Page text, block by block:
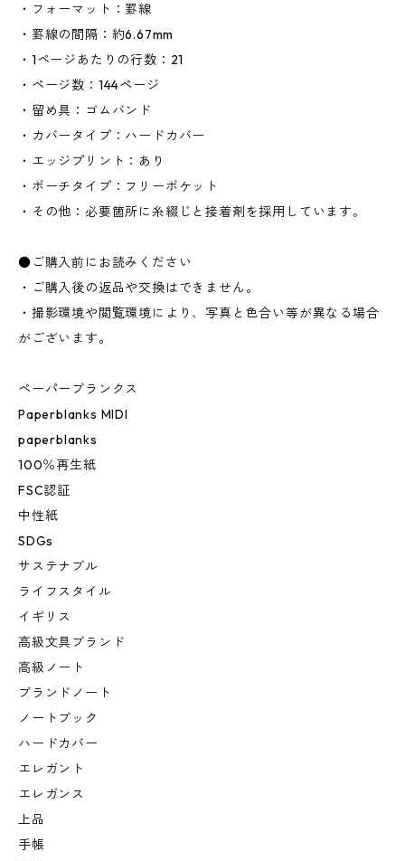
・フォーマット：罫線
・罫線の間隔：約6.67mm
・1ページあたりの行数：21
・ページ数：144ページ
・留め具：ゴムバンド
・カバータイプ：ハードカバー
・エッジプリント：あり
・ポーチタイプ：フリーポケット
・その他：必要箇所に糸綴じと接着剤を採用しています。
●ご購入前にお読みください
・ご購入後の返品や交換はできません。
・撮影環境や閲覧環境により、写真と色合い等が異なる場合
がございます。
ペーパーブランクス
Paperblanks MIDI
paperblanks
100％再生紙
FSC認証
中性紙
SDGs
サステナブル
ライフスタイル
イギリス
高級文具ブランド
高級ノート
ブランドノート
ノートブック
ハードカバー
エレガント
エレガンス
上品
手帳